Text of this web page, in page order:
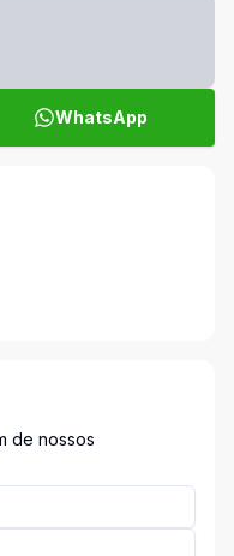
WhatsApp
de nossos